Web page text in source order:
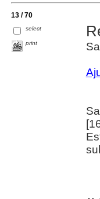
13 / 70
select
print